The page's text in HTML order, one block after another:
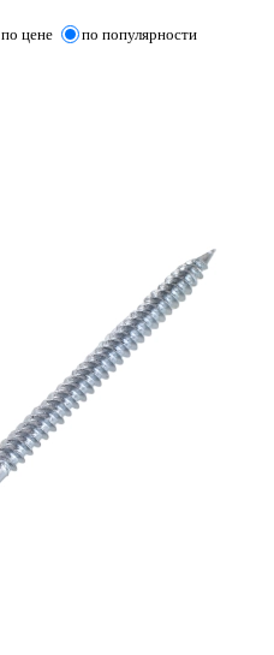
по цене
по популярности